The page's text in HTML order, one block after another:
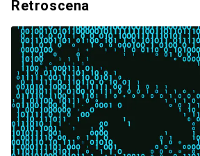
Retroscena